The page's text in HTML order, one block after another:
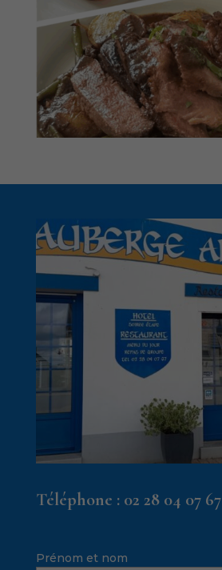
Téléphone : 02 28 04 07 67
Prénom et nom